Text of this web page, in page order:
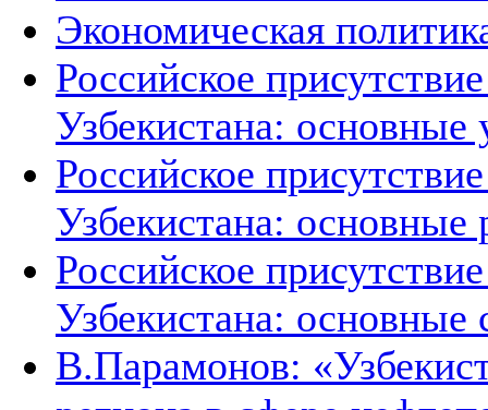
Экономическая
Российское
Узбекистана:
Российское
Узбекистана: основные
Российское
Узбекистана: основные
В.Парамонов: